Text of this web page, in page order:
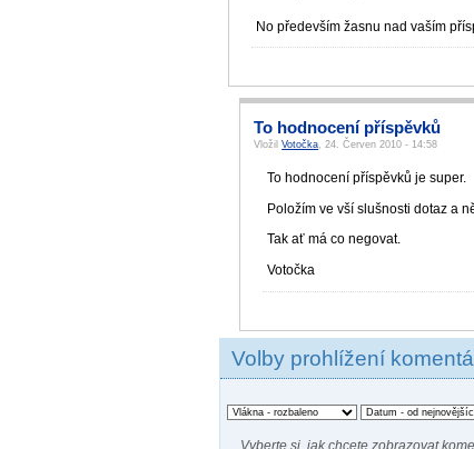
No především žasnu nad vaším
To hodnocení příspěvků
VložilVotočka , 24. Červen 2010 - 14:58
To hodnocení příspěvků je super.
Položím ve vší slušnosti dotaz a
Tak ať má co negovat.
Votočka
Volby prohlížení